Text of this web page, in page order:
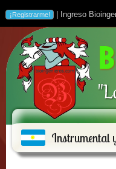
| Ingreso
Instrumental